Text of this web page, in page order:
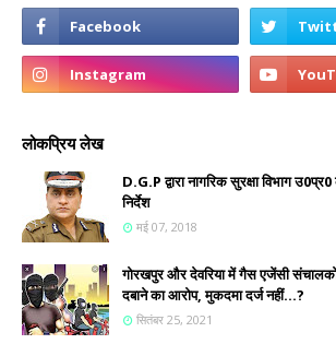
लोकप्रिय लेख
D.G.P द्वारा नागरिक सुरक्षा विभाग
निर्देश
मई 07, 2018
गोरखपुर और देवरिया में गैस एजेंसी
दबाने का आरोप, मुकदमा दर्ज नहीं...?
सितंबर 25, 2021